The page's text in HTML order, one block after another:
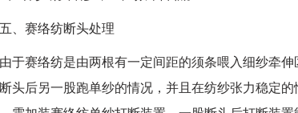
赛络纺断头处理
赛络纺是由两根有一定间距的须条喂入细纱牵伸
头后另一股跑单纱的情况，并且在纺纱张力稳定